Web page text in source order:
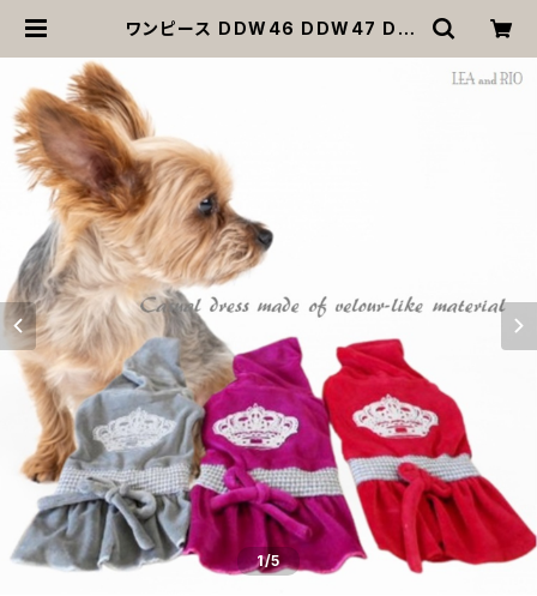
ワンピース DDW46 DDW47 DD
ェア ドッグ ウェア ドッグウエア 犬 猫
ペット 服 犬服 猫服 犬洋服 犬の洋服
洋服 かわいい 可愛い おしゃれ 返品
交換不可 | MOANA
1/5